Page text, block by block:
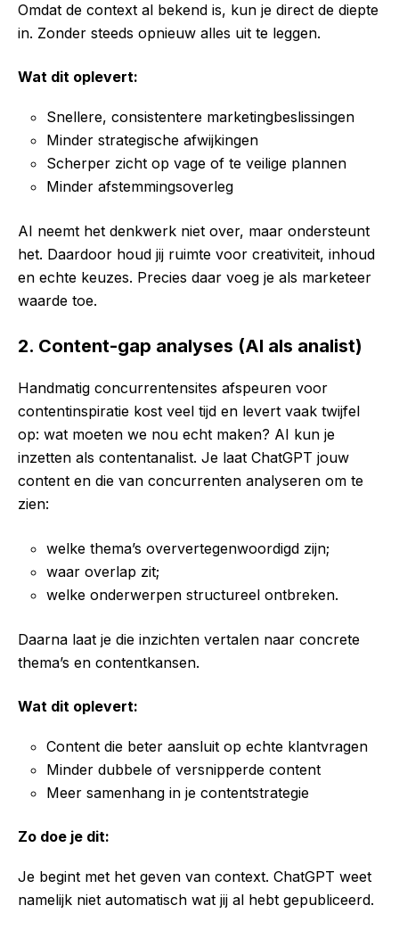
Omdat de context al bekend is, kun je direct de diepte
in. Zonder steeds opnieuw alles uit te leggen.
Wat dit oplevert:
Snellere, consistentere marketingbeslissingen
Minder strategische afwijkingen
Scherper zicht op vage of te veilige plannen
Minder afstemmingsoverleg
AI neemt het denkwerk niet over, maar ondersteunt
het. Daardoor houd jij ruimte voor creativiteit, inhoud
en echte keuzes. Precies daar voeg je als marketeer
waarde toe.
2. Content-gap analyses (AI als analist)
Handmatig concurrentensites afspeuren voor
contentinspiratie kost veel tijd en levert vaak twijfel
op: wat moeten we nou echt maken? AI kun je
inzetten als contentanalist. Je laat ChatGPT jouw
content en die van concurrenten analyseren om te
zien:
welke thema’s oververtegenwoordigd zijn;
waar overlap zit;
welke onderwerpen structureel ontbreken.
Daarna laat je die inzichten vertalen naar concrete
thema’s en contentkansen.
Wat dit oplevert:
Content die beter aansluit op echte klantvragen
Minder dubbele of versnipperde content
Meer samenhang in je contentstrategie
Zo doe je dit:
Je begint met het geven van context. ChatGPT weet
namelijk niet automatisch wat jij al hebt gepubliceerd.